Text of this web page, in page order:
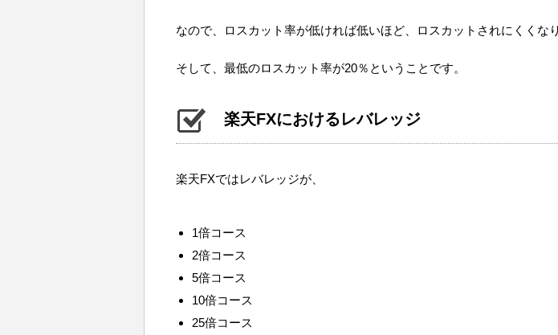
なので、ロスカット率が低ければ低いほど、ロスカットされにくくなり
そして、最低のロスカット率が20％ということです。
楽天FXにおけるレバレッジ
楽天FXではレバレッジが、
1倍コース
2倍コース
5倍コース
10倍コース
25倍コース